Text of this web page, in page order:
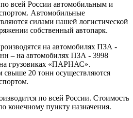
всей России автомобильным и
Автомобильные
силами нашей логистической
собственный автопарк.
на автомобилях ПЗА -
– на автомобилях ПЗА - 3998
грузовиках «ПАРНАС».
свыше 20 тонн осуществляются
по всей России. Стоимость
конечному пункту назначения.